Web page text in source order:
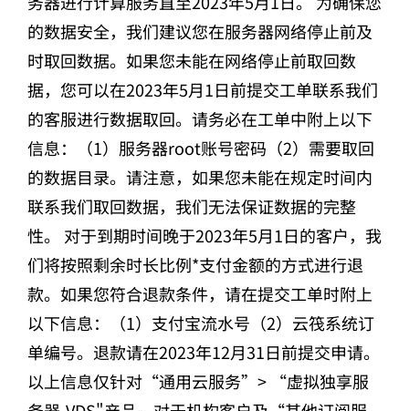
的数据安全，我们建议您在服务器网络停止前及
时取回数据。如果您未能在网络停止前取回数
据，您可以在2023年5月1日前提交工单联系我们
的客服进行数据取回。请务必在工单中附上以下
信息：（1）服务器root账号密码（2）需要取回
的数据目录。请注意，如果您未能在规定时间内
联系我们取回数据，我们无法保证数据的完整
性。 对于到期时间晚于2023年5月1日的客户，我
们将按照剩余时长比例*支付金额的方式进行退
款。如果您符合退款条件，请在提交工单时附上
以下信息：（1）支付宝流水号（2）云筏系统订
单编号。退款请在2023年12月31日前提交申请。
以上信息仅针对“通用云服务”> “虚拟独享服